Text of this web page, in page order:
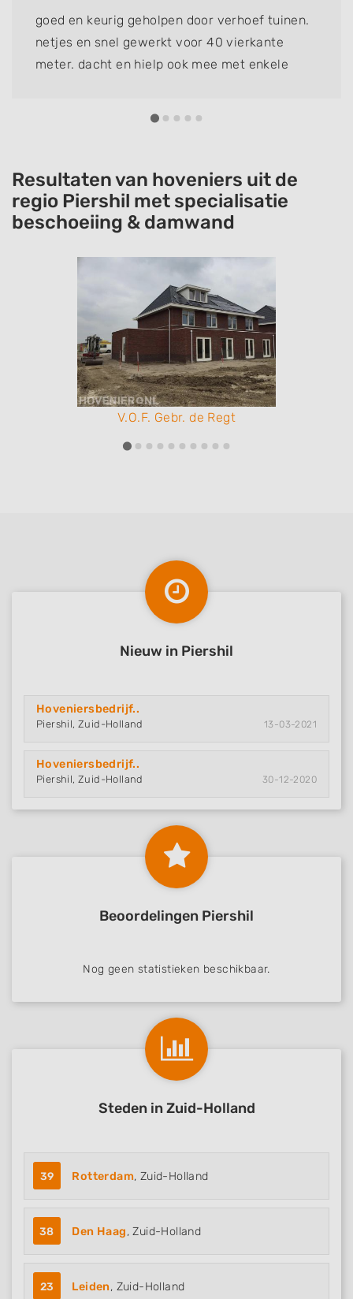
goed en keurig geholpen door verhoef tuinen.
netjes en snel gewerkt voor 40 vierkante
meter. dacht en hielp ook mee met enkele
Resultaten van hoveniers uit de
regio Piershil met specialisatie
beschoeiing & damwand
V.O.F. Gebr. de Regt
Nieuw in Piershil
Hoveniersbedrijf..
Piershil, Zuid-Holland 13-03-2021
Hoveniersbedrijf..
Piershil, Zuid-Holland 30-12-2020
Beoordelingen Piershil
Nog geen statistieken beschikbaar.
Steden in Zuid-Holland
39 Rotterdam, Zuid-Holland
38 Den Haag, Zuid-Holland
23 Leiden, Zuid-Holland